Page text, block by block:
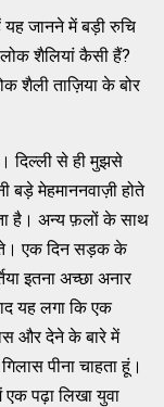
यह जानने में बड़ी रुचि
शैलियां कैसी हैं?
शैली ताज़िया के बोर
दिल्ली से ही मुझसे
बड़े मेहमाननवाज़ी होते
है। अन्य फ़लों के साथ
एक दिन सड़क के
इतना अच्छा अनार
यह लगा कि एक
और देने के बारे में
पीना चाहता हूं।
एक पढ़ा लिखा युवा